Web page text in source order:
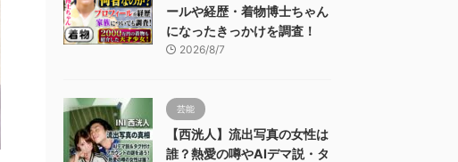
ールや経歴・着物博士ちゃん
になったきっかけを調査！
2026/8/7
芸能
【西洸人】流出写真の女性は
誰？熱愛の噂やAIデマ説・タ